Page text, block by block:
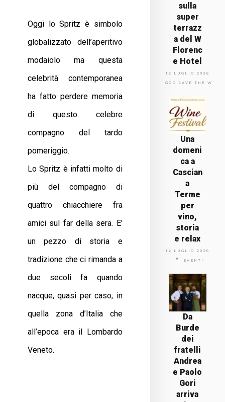
Oggi lo Spritz è simbolo
globalizzato dell’aperitivo
modaiolo ma questa
celebrità contemporanea
ha fatto perdere memoria
di questo celebre
compagno del tardo
pomeriggio.
Lo Spritz è infatti molto di
più del compagno di
quattro chiacchiere fra
amici sul far della sera. E’
un pezzo di storia e
tradizione che ci rimanda a
due secoli fa quando
nacque, quasi per caso, in
quella zona d’Italia che
all’epoca era il Lombardo
Veneto.
sulla
super
terrazz
a del W
Florenc
e Hotel
12 LUGLIO 2026
GOD SAVE THE WINE
Una
domeni
ca a
Cascian
a
Terme
per
vino,
storia
e relax
12 LUGLIO 2026
EVENTI
Da
Burde
dei
fratelli
Andrea
e Paolo
Gori
arriva